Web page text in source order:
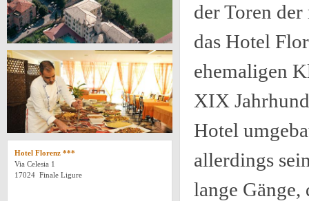
Hotel Florenz ***
Via Celesia 1
17024 Finale Ligure
der Toren
das Hotel
ehemaligen
XIX
Hotel
allerdings
lange